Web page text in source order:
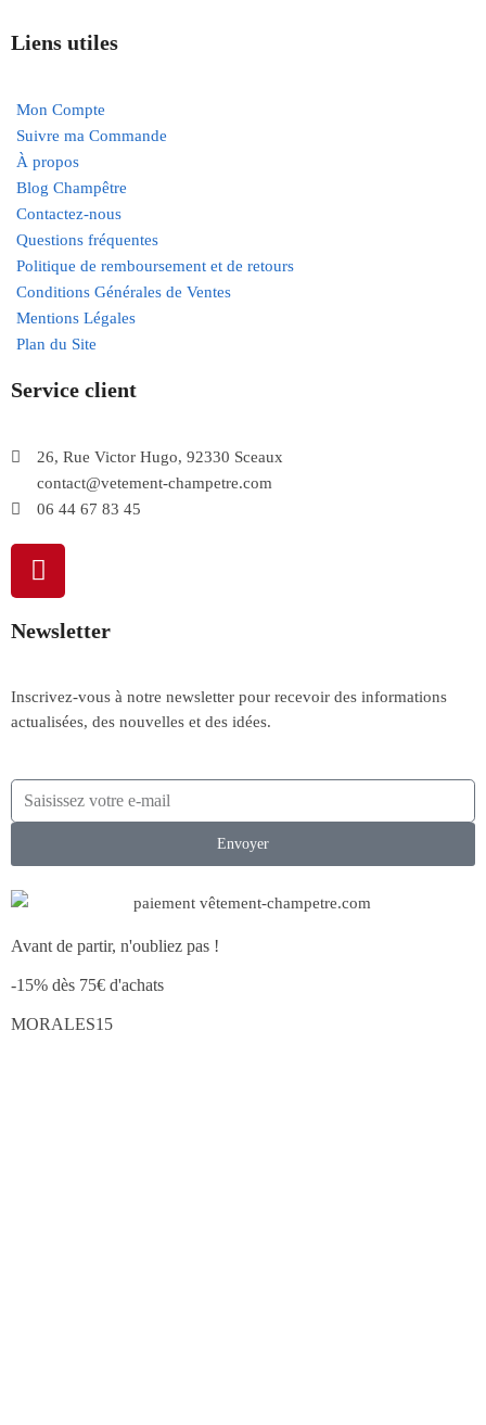
Liens utiles
Mon Compte
Suivre ma Commande
À propos
Blog Champêtre
Contactez-nous
Questions fréquentes
Politique de remboursement et de retours
Conditions Générales de Ventes
Mentions Légales
Plan du Site
Service client
26, Rue Victor Hugo, 92330 Sceaux
contact@vetement-champetre.com
06 44 67 83 45
Newsletter
Inscrivez-vous à notre newsletter pour recevoir des informations
actualisées, des nouvelles et des idées.
Envoyer
Avant de partir, n'oubliez pas !
-15% dès 75€ d'achats
MORALES15